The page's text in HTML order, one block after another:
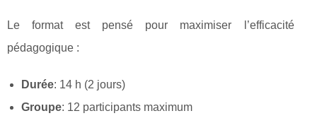
Le format est pensé pour maximiser l’efficacité
pédagogique :
Durée: 14 h (2 jours)
Groupe: 12 participants maximum